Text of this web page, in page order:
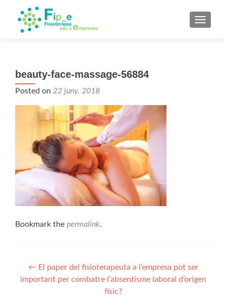
beauty-face-massage-56884
Posted on 22 juny, 2018
Bookmark the permalink.
Navegació
d'entrades
← El paper del fisioterapeuta a l’empresa pot ser
important per combatre l’absentisme laboral d’origen
físic?